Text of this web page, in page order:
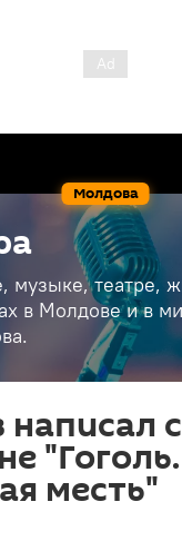
Молдова
музыке, театре,
в Молдове и в
"Гоголь.
месть"